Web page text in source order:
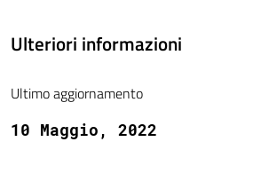
Ulteriori informazioni
Ultimo aggiornamento
10 Maggio, 2022